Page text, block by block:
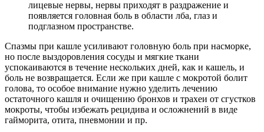
лицевые нервы, нервы приходят в раздражение и
появляется головная боль в области лба, глаз и
подглазном пространстве.
Спазмы при кашле усиливают головную боль при насморке,
но после выздоровления сосуды и мягкие ткани
успокаиваются в течение нескольких дней, как и кашель, и
боль не возвращается. Если же при кашле с мокротой болит
голова, то особое внимание нужно уделить лечению
остаточного кашля и очищению бронхов и трахеи от сгустков
мокроты, чтобы избежать рецидива и осложнений в виде
гайморита, отита, пневмонии и пр.